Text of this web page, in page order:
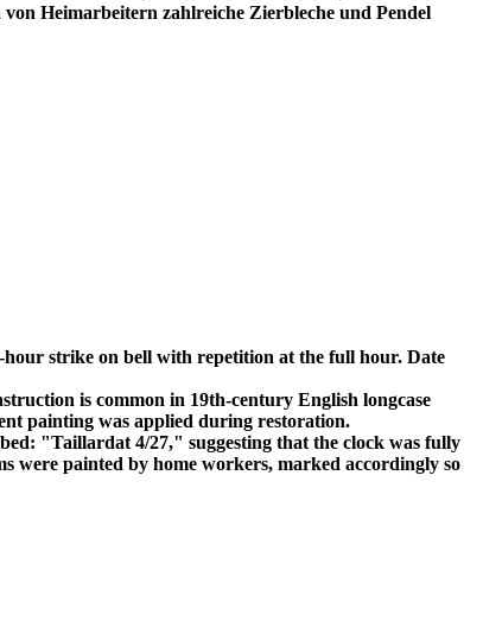
Heimarbeitern zahlreiche Zierbleche und Pendel
hour strike on bell with repetition at the full hour. Date
is common in 19th-century English longcase
painting was applied during restoration.
"Taillardat 4/27," suggesting that the clock was fully
were painted by home workers, marked accordingly so